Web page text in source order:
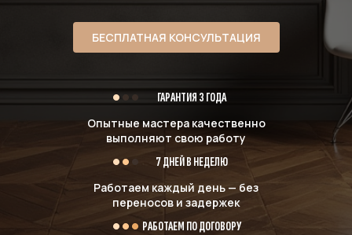
БЕСПЛАТНАЯ КОНСУЛЬТАЦИЯ
ГАРАНТИЯ 3 ГОДА
Опытные мастера качественно
выполняют свою работу
7 ДНЕЙ В НЕДЕЛЮ
Работаем каждый день — без
переносов и задержек
РАБОТАЕМ ПО ДОГОВОРУ